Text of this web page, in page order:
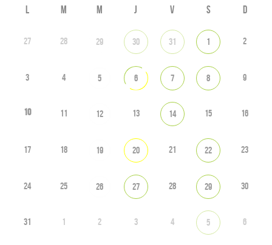
L M M J V S D
27 28 29 30 31 1 2
3 4 5 6 7 8 9
10 11 12 13 14 15 16
17 18 19 20 21 22 23
24 25 26 27 28 29 30
31 1 2 3 4 5 6